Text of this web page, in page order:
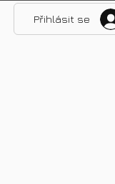
Přihlásit se